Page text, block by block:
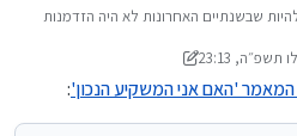
שבשנתיים האחרונות לא היה הזדמנות
בחסר וכדומה
23:13
על ידי ניסן עציוני
המאמר 'האם אני המשקיע הנכון':